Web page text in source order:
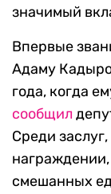
значимый
Впервые
Адаму
года, когда
сообщил
Среди
смешанных